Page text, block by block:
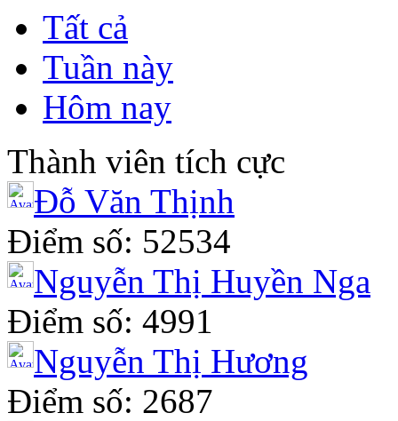
Tất cả
Tuần này
Hôm nay
Thành viên tích cực
Đỗ Văn Thịnh
Điểm số: 52534
Nguyễn Thị Huyền Nga
Điểm số: 4991
Nguyễn Thị H­ương
Điểm số: 2687